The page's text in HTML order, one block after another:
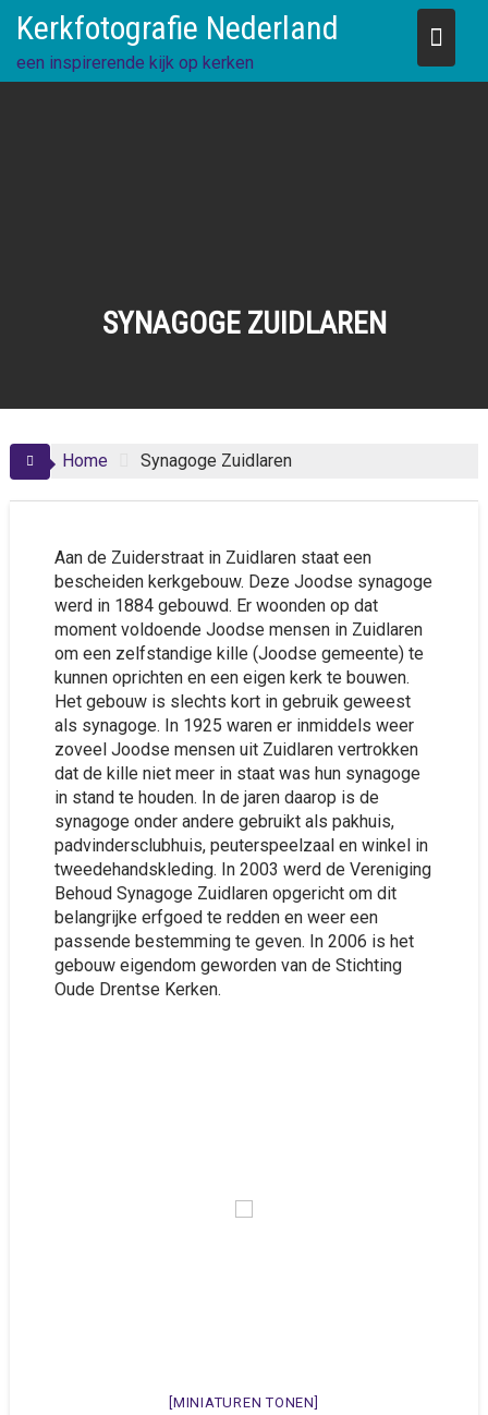
content
Kerkfotografie Nederland
een inspirerende kijk op kerken
SYNAGOGE ZUIDLAREN
Home Synagoge Zuidlaren
Aan de Zuiderstraat in Zuidlaren staat een
bescheiden kerkgebouw. Deze Joodse synagoge
werd in 1884 gebouwd. Er woonden op dat
moment voldoende Joodse mensen in Zuidlaren
om een zelfstandige kille (Joodse gemeente) te
kunnen oprichten en een eigen kerk te bouwen.
Het gebouw is slechts kort in gebruik geweest
als synagoge. In 1925 waren er inmiddels weer
zoveel Joodse mensen uit Zuidlaren vertrokken
dat de kille niet meer in staat was hun synagoge
in stand te houden. In de jaren daarop is de
synagoge onder andere gebruikt als pakhuis,
padvindersclubhuis, peuterspeelzaal en winkel in
tweedehandskleding. In 2003 werd de Vereniging
Behoud Synagoge Zuidlaren opgericht om dit
belangrijke erfgoed te redden en weer een
passende bestemming te geven. In 2006 is het
gebouw eigendom geworden van de Stichting
Oude Drentse Kerken.
[MINIATUREN TONEN]